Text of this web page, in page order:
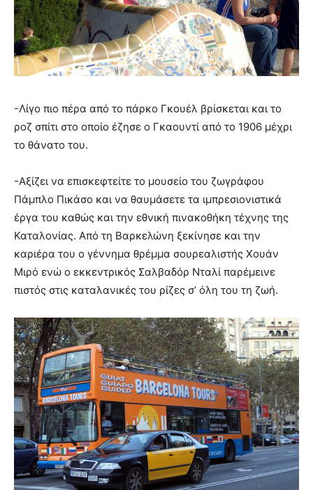
-Λίγο πιο πέρα από το πάρκο Γκουέλ βρίσκεται και το
ροζ σπίτι στο οποίο έζησε ο Γκαουντί από το 1906 μέχρι
το θάνατο του.
-Αξίζει να επισκεφτείτε το μουσείο του ζωγράφου
Πάμπλο Πικάσο και να θαυμάσετε τα ιμπρεσιονιστικά
έργα του καθώς και την εθνική πινακοθήκη τέχνης της
Καταλονίας. Από τη Βαρκελώνη ξεκίνησε και την
καριέρα του ο γέννημα θρέμμα σουρεαλιστής Χουάν
Μιρό ενώ ο εκκεντρικός Σαλβαδόρ Νταλί παρέμεινε
πιστός στις καταλανικές του ρίζες σ’ όλη του τη ζωή.